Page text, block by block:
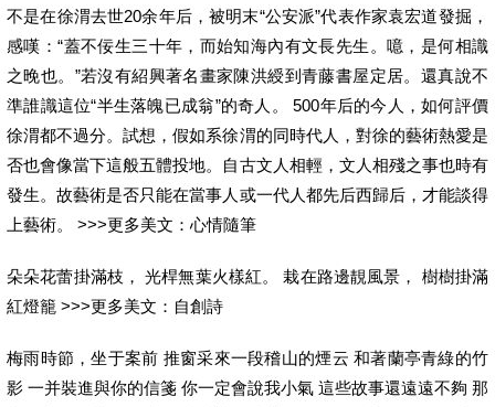
不是在徐渭去世20余年后，被明末“公安派”代表作家袁宏道發掘，
感嘆：“蓋不佞生三十年，而始知海內有文長先生。噫，是何相識
之晚也。”若沒有紹興著名畫家陳洪綬到青藤書屋定居。還真說不
準誰識這位“半生落魄已成翁”的奇人。 500年后的今人，如何評價
徐渭都不過分。試想，假如系徐渭的同時代人，對徐的藝術熱愛是
否也會像當下這般五體投地。自古文人相輕，文人相殘之事也時有
發生。故藝術是否只能在當事人或一代人都先后西歸后，才能談得
上藝術。 >>>更多美文：心情隨筆
朵朵花蕾掛滿枝， 光桿無葉火樣紅。 栽在路邊靚風景， 樹樹掛滿
紅燈籠 >>>更多美文：自創詩
梅雨時節，坐于案前 推窗采來一段稽山的煙云 和著蘭亭青綠的竹
影 一并裝進與你的信箋 你一定會說我小氣 這些故事還遠遠不夠 那